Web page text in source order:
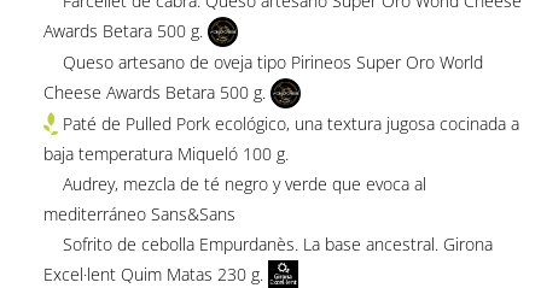
Awards Betara 500 g.
Queso artesano de oveja tipo Pirineos Super Oro World
Cheese Awards Betara 500 g.
Paté de Pulled Pork ecológico, una textura jugosa cocinada a
baja temperatura Miqueló 100 g.
Audrey, mezcla de té negro y verde que evoca al
mediterráneo Sans&Sans
Sofrito de cebolla Empurdanès. La base ancestral. Girona
Excel·lent Quim Matas 230 g.